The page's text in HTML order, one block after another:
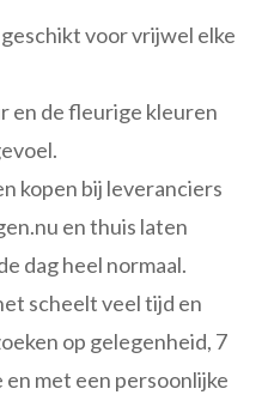
voor vrijwel elke
en de fleurige kleuren
kopen bij leveranciers
en thuis laten
dag heel normaal.
scheelt veel tijd en
op gelegenheid, 7
met een persoonlijke